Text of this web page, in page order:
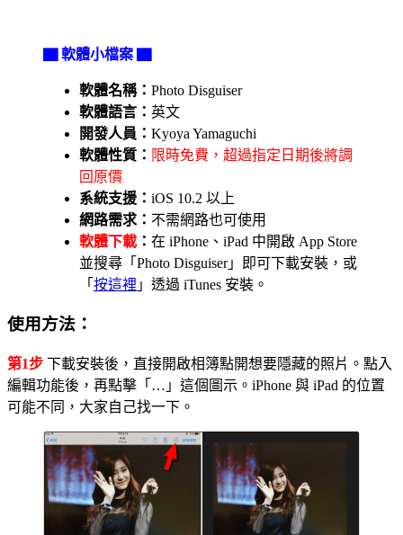
▇ 軟體小檔案 ▇
軟體名稱： Photo Disguiser
軟體語言： 英文
開發人員： Kyoya Yamaguchi
軟體性質： 限時免費，超過指定日期後將調
回原價
系統支援： iOS 10.2 以上
網路需求： 不需網路也可使用
軟體下載 ： 在 iPhone、iPad 中開啟 App Store
並搜尋「Photo Disguiser」即可下載安裝，或
「 按這裡 」透過 iTunes 安裝。
使用方法：
第1步 下載安裝後，直接開啟相簿點開想要隱藏的照片。點入
編輯功能後，再點擊「…」這個圖示。iPhone 與 iPad 的位置
可能不同，大家自己找一下。